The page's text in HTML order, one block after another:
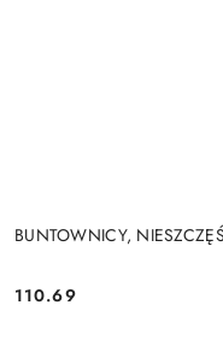
BUNTOWNICY,
Cena:
110.69